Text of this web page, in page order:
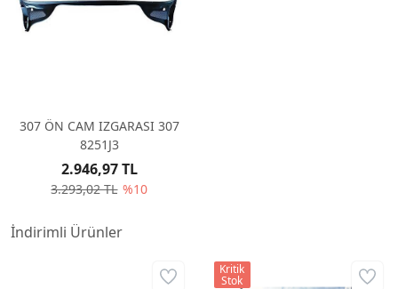
307 ÖN CAM IZGARASI 307
8251J3
3.293,02 TL %10
2.946,97 TL
İndirimli Ürünler
Kritik
Stok